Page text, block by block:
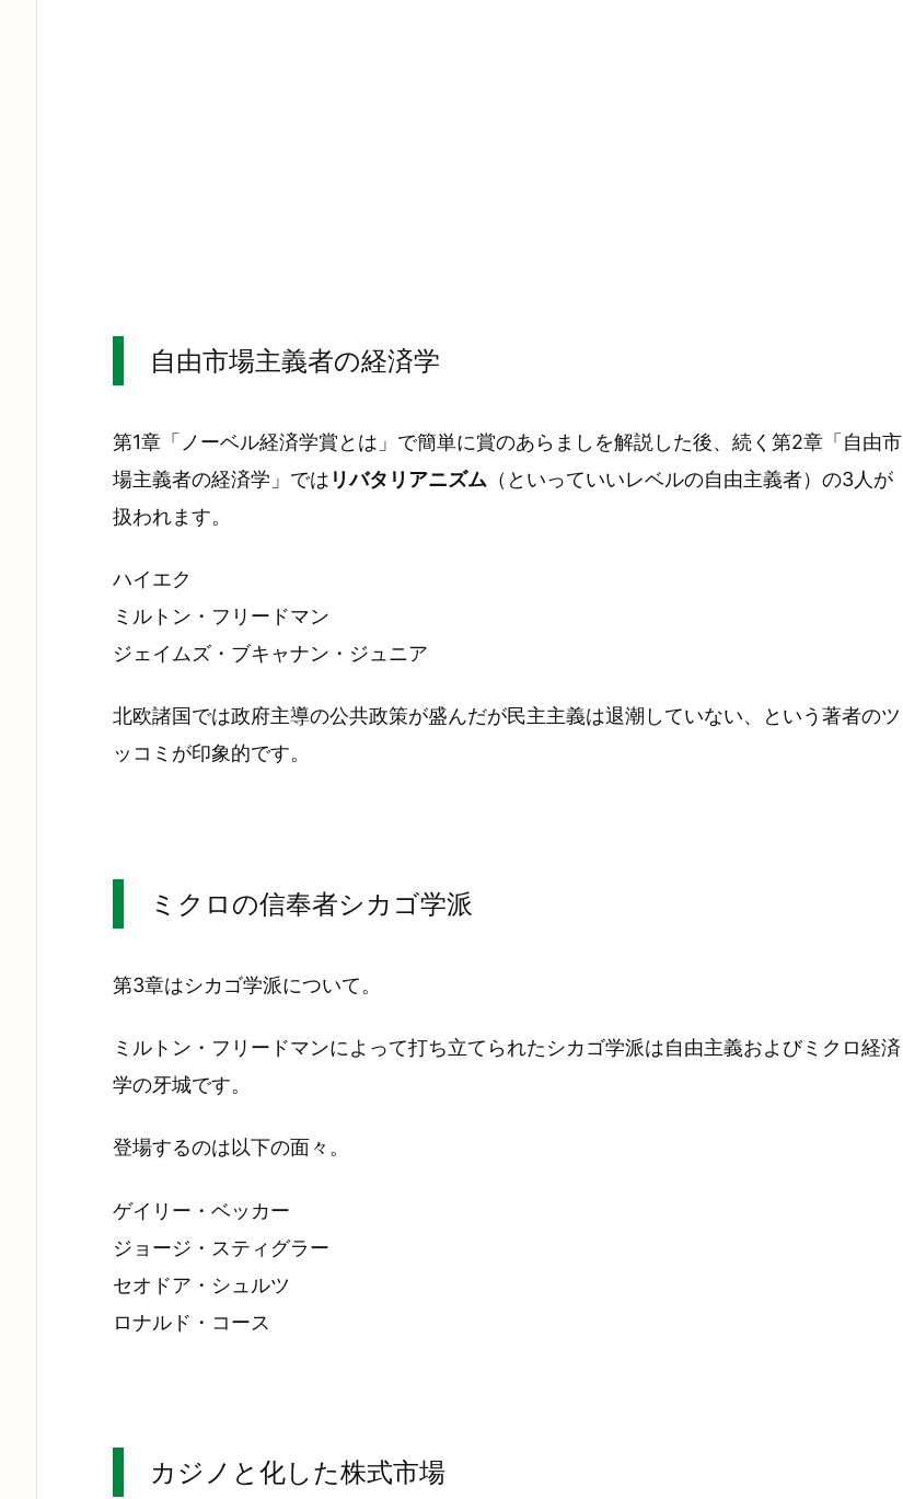
自由市場主義者の経済学
第1章「ノーベル経済学賞とは」で簡単に賞のあらましを解説した後、続く第2章「自由市
場主義者の経済学」では リバタリアニズム （といっていいレベルの自由主義者）の3人が
扱われます。
ハイエク
ミルトン・フリードマン
ジェイムズ・ブキャナン・ジュニア
北欧諸国では政府主導の公共政策が盛んだが民主主義は退潮していない、という著者のツ
ッコミが印象的です。
ミクロの信奉者シカゴ学派
第3章はシカゴ学派について。
ミルトン・フリードマンによって打ち立てられたシカゴ学派は自由主義およびミクロ経済
学の牙城です。
登場するのは以下の面々。
ゲイリー・ベッカー
ジョージ・スティグラー
セオドア・シュルツ
ロナルド・コース
カジノと化した株式市場